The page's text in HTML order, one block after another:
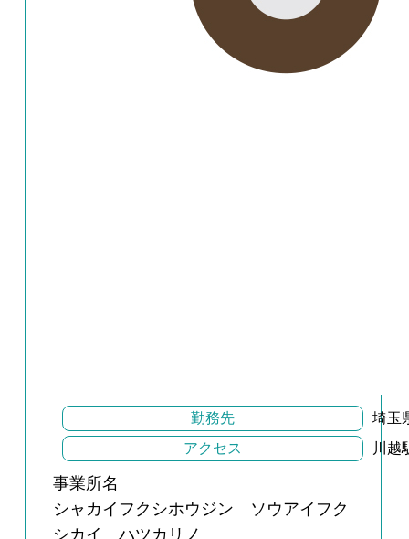
勤務先
埼玉
アクセス
川越
事業所名
シャカイフクシホウジン ソウアイフク
シカイ ハツカリノ